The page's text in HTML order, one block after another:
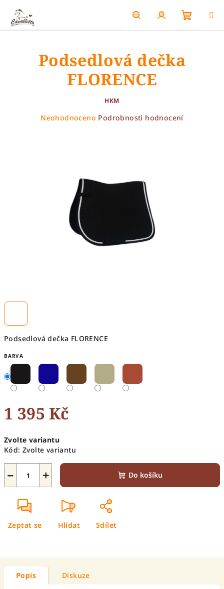
obsah
HledatPřihlášení
Podsedlová dečka FLORENCE
BARVA
1 395 Kč
cena:
Zvolte variantu
Kód: Zvolte variantu
+
− Do košíku
Zeptat se Hlídat Sdílet
Podsedlová dečka
FLORENCE
HKM
Průměrné
hvězdiček.
Neohodnoceno Podrobnosti hodnocení
Popis Diskuze